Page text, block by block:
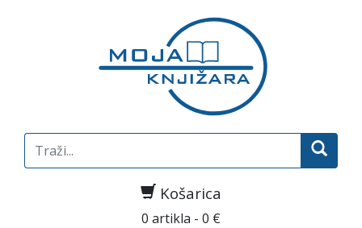
Search
for:
Košarica
0 artikla - 0 €